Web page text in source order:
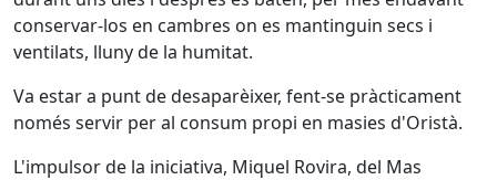
conservar-los en cambres on es mantinguin secs i
ventilats, lluny de la humitat.
Va estar a punt de desaparèixer, fent-se pràcticament
només servir per al consum propi en masies d'Oristà.
L'impulsor de la iniciativa, Miquel Rovira, del Mas